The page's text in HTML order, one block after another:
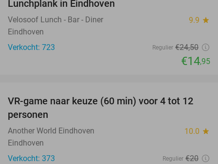
Lunchplank in Eindhoven
Velosoof Lunch - Bar - Diner 9.9 star
Eindhoven
Verkocht: 723
Regulier €24,50
€14,95
30%
VR-game naar keuze (60 min) voor 4 tot 12
personen
Another World Eindhoven 10.0 star
Eindhoven
Verkocht: 373
Regulier €20